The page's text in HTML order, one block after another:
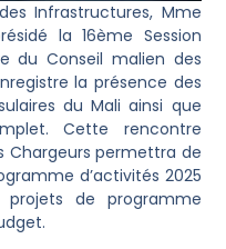
Infrastructures, Mme
la 16ème Session
du Conseil malien des
la présence des
du Mali ainsi que
Cette rencontre
Chargeurs permettra de
d’activités 2025
de programme